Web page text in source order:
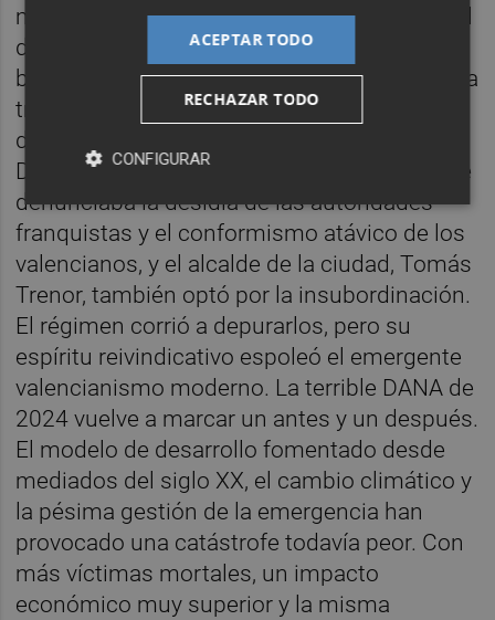
marcó un antes y un después en Valencia. El
desvío del río Turia ―una obra sufragada, en
buena parte, por los vecinos― no fue la única
transformación importante. Quien era
director del diario Las Provincias, Martí
Domínguez, pronunció un gran discurso que
denunciaba la desidia de las autoridades
franquistas y el conformismo atávico de los
valencianos, y el alcalde de la ciudad, Tomás
Trenor, también optó por la insubordinación.
El régimen corrió a depurarlos, pero su
espíritu reivindicativo espoleó el emergente
valencianismo moderno. La terrible DANA de
2024 vuelve a marcar un antes y un después.
El modelo de desarrollo fomentado desde
mediados del siglo XX, el cambio climático y
la pésima gestión de la emergencia han
provocado una catástrofe todavía peor. Con
más víctimas mortales, un impacto
económico muy superior y la misma
ACEPTAR TODO
RECHAZAR TODO
CONFIGURAR